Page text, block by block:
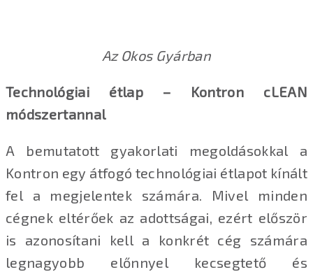
Az Okos Gyárban
Technológiai étlap – Kontron cLEAN
módszertannal
A bemutatott gyakorlati megoldásokkal a
Kontron egy átfogó technológiai étlapot kínált
fel a megjelentek számára. Mivel minden
cégnek eltérőek az adottságai, ezért először
is azonosítani kell a konkrét cég számára
legnagyobb előnnyel kecsegtető és